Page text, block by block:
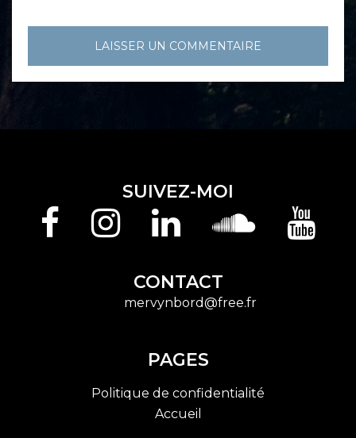
SUIVEZ-MOI
FacebookInstagram Linkedin Soundcloud
CONTACT
mervynbord@free.fr
PAGES
Politique de confidentialité
Accueil